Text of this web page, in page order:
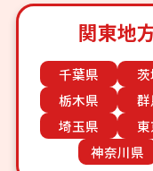
関東地
千葉県
栃木県
埼玉県
神奈川県